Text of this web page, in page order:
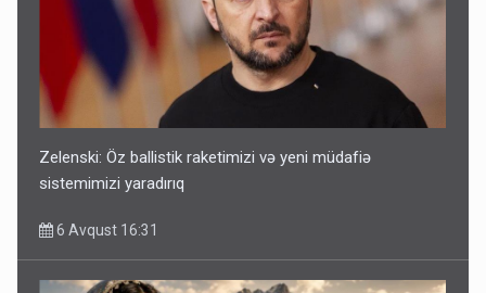
Zelenski: Öz ballistik raketimizi və yeni müdafiə
sistemimizi yaradırıq
6 Avqust 16:31